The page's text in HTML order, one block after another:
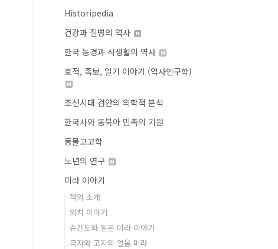
Historipedia
건강과 질병의 역사
한국 농경과 식생활의 역사
호적, 족보, 일기 이야기 (역사인구학)
조선시대 검안의 의학적 분석
한국사와 동북아 민족의 기원
동물고고학
노년의 연구
미라 이야기
책의 소개
외치 이야기
슈겐도와 일본 미라 이야기
극지와 고지의 얼음 미라